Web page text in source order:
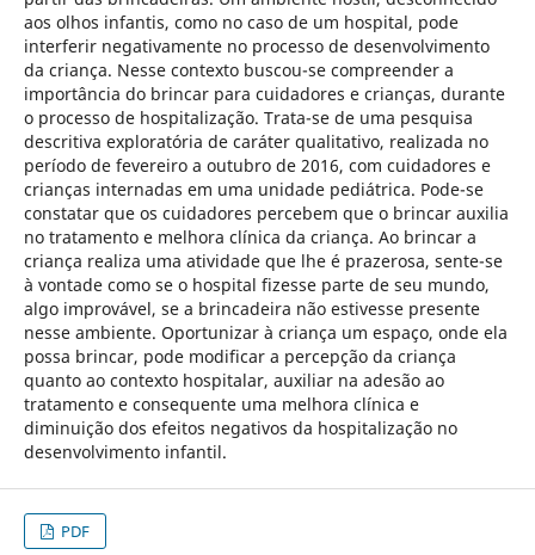
aos olhos infantis, como no caso de um hospital, pode
interferir negativamente no processo de desenvolvimento
da criança. Nesse contexto buscou-se compreender a
importância do brincar para cuidadores e crianças, durante
o processo de hospitalização. Trata-se de uma pesquisa
descritiva exploratória de caráter qualitativo, realizada no
período de fevereiro a outubro de 2016, com cuidadores e
crianças internadas em uma unidade pediátrica. Pode-se
constatar que os cuidadores percebem que o brincar auxilia
no tratamento e melhora clínica da criança. Ao brincar a
criança realiza uma atividade que lhe é prazerosa, sente-se
à vontade como se o hospital fizesse parte de seu mundo,
algo improvável, se a brincadeira não estivesse presente
nesse ambiente. Oportunizar à criança um espaço, onde ela
possa brincar, pode modificar a percepção da criança
quanto ao contexto hospitalar, auxiliar na adesão ao
tratamento e consequente uma melhora clínica e
diminuição dos efeitos negativos da hospitalização no
desenvolvimento infantil.
PDF